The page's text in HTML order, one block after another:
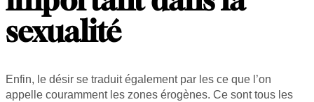
sexualité
Enfin, le désir se traduit également par les ce que l’on
appelle couramment les zones érogènes. Ce sont tous les